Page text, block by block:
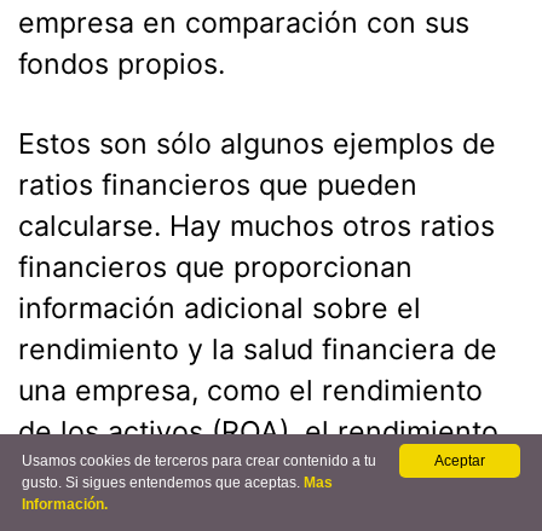
Aceptar
Usamos cookies de terceros para crear contenido a tu
gusto. Si sigues entendemos que aceptas. Mas
Información.
empresa en comparación con sus
fondos propios.
Estos son sólo algunos ejemplos de
ratios financieros que pueden
calcularse. Hay muchos otros ratios
financieros que proporcionan
información adicional sobre el
rendimiento y la salud financiera de
una empresa, como el rendimiento
de los activos (ROA), el rendimiento
de los fondos propios (ROE), la
rotación de inventarios, el ratio